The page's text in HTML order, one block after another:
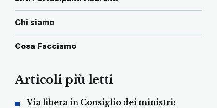
Chi siamo
Cosa Facciamo
Articoli più letti
Via libera in Consiglio dei ministri: